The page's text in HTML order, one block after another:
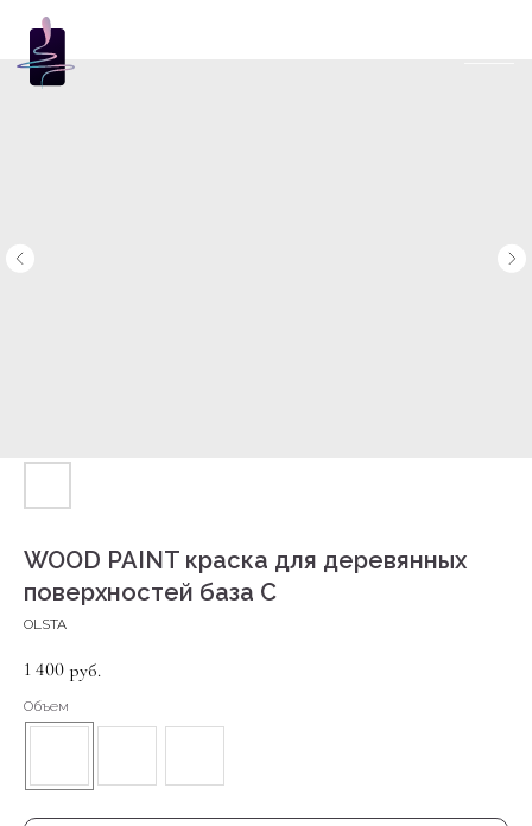
WOOD PAINT краска для деревянных
поверхностей база C
OLSTA
1 400 руб.
Объем